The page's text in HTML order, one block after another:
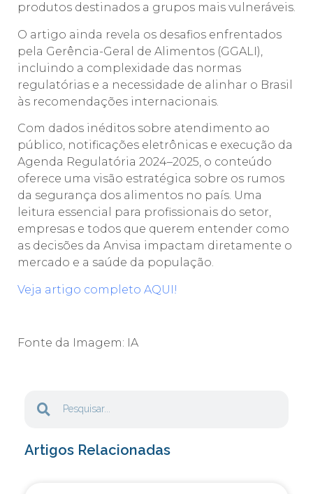
produtos destinados a grupos mais vulneráveis.
O artigo ainda revela os desafios enfrentados
pela Gerência-Geral de Alimentos (GGALI),
incluindo a complexidade das normas
regulatórias e a necessidade de alinhar o Brasil
às recomendações internacionais.
Com dados inéditos sobre atendimento ao
público, notificações eletrônicas e execução da
Agenda Regulatória 2024–2025, o conteúdo
oferece uma visão estratégica sobre os rumos
da segurança dos alimentos no país. Uma
leitura essencial para profissionais do setor,
empresas e todos que querem entender como
as decisões da Anvisa impactam diretamente o
mercado e a saúde da população.
Veja artigo completo AQUI!
Fonte da Imagem: IA
Artigos Relacionadas